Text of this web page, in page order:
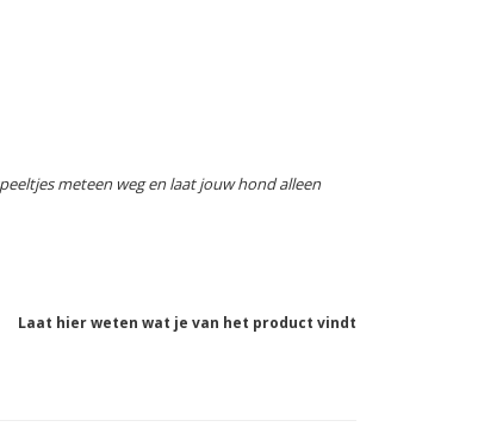
meteen weg en laat jouw hond alleen
Laat hier weten wat je van het product vindt